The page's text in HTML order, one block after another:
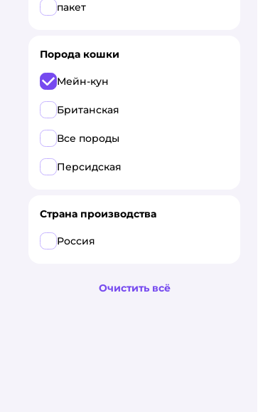
пакет
Порода кошки
Мейн-кун
Британская
Все породы
Персидская
Страна производства
Россия
Очистить всё